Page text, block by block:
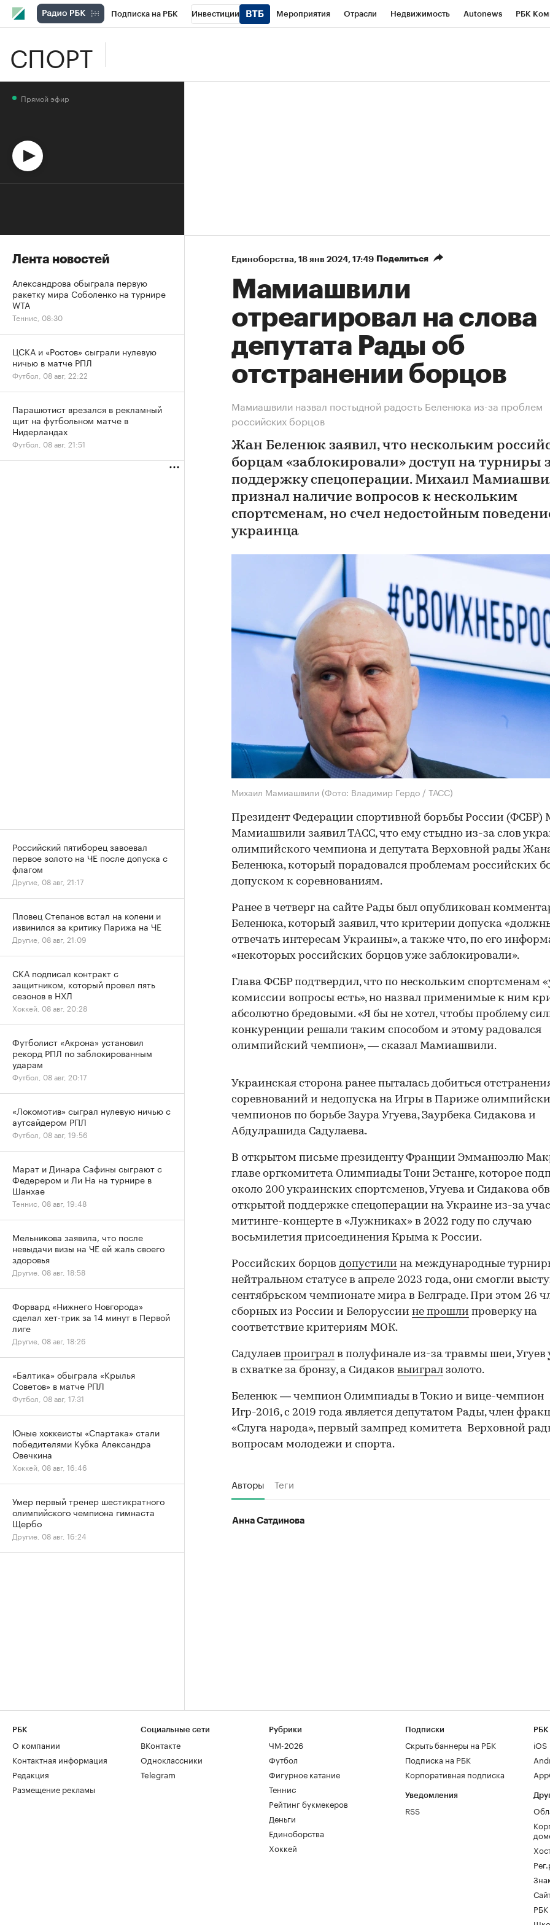
Подписка на РБК Инвестиции Мероприятия Отрасли Недвижимость Autonews РБК
СПОРТ
Единоборства⁠, 18 янв 2024, 17:49 Поделиться
Мамиашвили
отреагировал на слова
депутата Рады об
отстранении борцов
Мамиашвили назвал постыдной радость Беленюка из-за проблем
российских борцов
Жан Беленюк заявил, что нескольким
борцам «заблокировали» доступ на турниры
поддержку спецоперации. Михаил
признал наличие вопросов к нескольким
спортсменам, но счел недостойным
украинца
Михаил Мамиашвили (Фото: Владимир Гердо / ТАСС)
Президент Федерации спортивной борьбы России (ФСБР)
Мамиашвили заявил ТАСС, что ему стыдно из-за слов
олимпийского чемпиона и депутата Верховной рады
Беленюка, который порадовался проблемам российских
допуском к соревнованиям.
Ранее в четверг на сайте Рады был опубликован
Беленюка, который заявил, что критерии допуска
отвечать интересам Украины», а также что, по его
«некоторых российских борцов уже заблокировали».
Глава ФСБР подтвердил, что по нескольким спортсменам
комиссии вопросы есть», но назвал применимые к ним
абсолютно бредовыми. «Я бы не хотел, чтобы проблему
конкуренции решали таким способом и этому радовался
олимпийский чемпион», — сказал Мамиашвили.
Украинская сторона ранее пыталась добиться
соревнований и недопуска на Игры в Париже
чемпионов по борьбе Заура Угуева, Заурбека Сидакова и
Абдулрашида Садулаева.
В открытом письме президенту Франции Эмманюэлю
главе оргкомитета Олимпиады Тони Эстанге, которое
около 200 украинских спортсменов, Угуева и Сидакова
открытой поддержке спецоперации на Украине из-за
митинге-концерте в «Лужниках» в 2022 году по случаю
восьмилетия присоединения Крыма к России.
Российских борцов допустили на международные
нейтральном статусе в апреле 2023 года, они смогли
сентябрьском чемпионате мира в Белграде. При этом 26
сборных из России и Белоруссии не прошли проверку на
соответствие критериям МОК.
Садулаев проиграл в полуфинале из-за травмы шеи, Угуев
в схватке за бронзу, а Сидаков выиграл золото.
Беленюк — чемпион Олимпиады в Токио и вице-чемпион
Игр-2016, с 2019 года является депутатом Рады, член
«Слуга народа», первый зампред комитета Верховной
вопросам молодежи и спорта.
Авторы Теги
Анна Сатдинова
Прямой эфир
Лента новостей
Александрова обыграла первую
ракетку мира Соболенко на турнире
WTA
Теннис, 08:30
ЦСКА и «Ростов» сыграли нулевую
ничью в матче РПЛ
Футбол, 08 авг, 22:22
Парашютист врезался в рекламный
щит на футбольном матче в
Нидерландах
Футбол, 08 авг, 21:51
Российский пятиборец завоевал
первое золото на ЧЕ после допуска с
флагом
Другие, 08 авг, 21:17
Пловец Степанов встал на колени и
извинился за критику Парижа на ЧЕ
Другие, 08 авг, 21:09
СКА подписал контракт с
защитником, который провел пять
сезонов в НХЛ
Хоккей, 08 авг, 20:28
Футболист «Акрона» установил
рекорд РПЛ по заблокированным
ударам
Футбол, 08 авг, 20:17
«Локомотив» сыграл нулевую ничью с
аутсайдером РПЛ
Футбол, 08 авг, 19:56
Марат и Динара Сафины сыграют с
Федерером и Ли На на турнире в
Шанхае
Теннис, 08 авг, 19:48
Мельникова заявила, что после
невыдачи визы на ЧЕ ей жаль своего
здоровья
Другие, 08 авг, 18:58
Форвард «Нижнего Новгорода»
сделал хет-трик за 14 минут в Первой
лиге
Другие, 08 авг, 18:26
«Балтика» обыграла «Крылья
Советов» в матче РПЛ
Футбол, 08 авг, 17:31
Юные хоккеисты «Спартака» стали
победителями Кубка Александра
Овечкина
Хоккей, 08 авг, 16:46
Умер первый тренер шестикратного
олимпийского чемпиона гимнаста
Щербо
Другие, 08 авг, 16:24
РБК
О компании
Контактная информация
Редакция
Размещение рекламы
Социальные сети
ВКонтакте
Одноклассники
Telegram
Рубрики
ЧМ-2026
Футбол
Фигурное катание
Теннис
Рейтинг букмекеров
Деньги
Единоборства
Хоккей
Подписки
Скрыть баннеры на РБК
Подписка на РБК
Корпоративная подписка
Уведомления
RSS
РБК
iOS